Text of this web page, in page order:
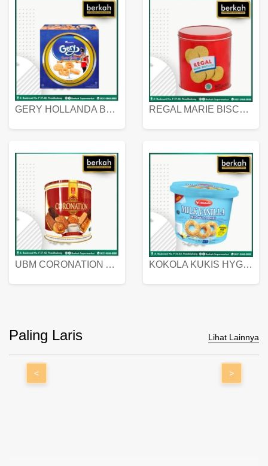
GERY HOLLANDA BUTTER COOKIES 450 GRAM REGAL MARIE BISCUIT KALENG 550 GRAM
UBM CORONATION ASSORTED BISKUIT KALENG 450 GRAM KOKOLA KUKIS HYGIENIC MILK VANILLA PACK 320 GR
Paling Laris Lihat Lainnya
< >